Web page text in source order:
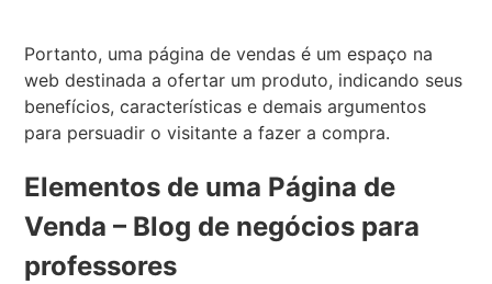
Portanto, uma página de vendas é um espaço na
web destinada a ofertar um produto, indicando seus
benefícios, características e demais argumentos
para persuadir o visitante a fazer a compra.
Elementos de uma Página de
Venda – Blog de negócios para
professores